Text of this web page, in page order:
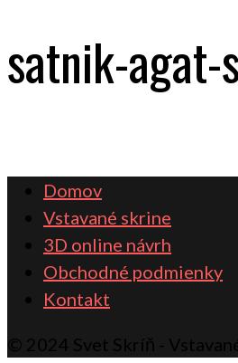
satnik-agat-
Domov
Vstavané skrine
3D online návrh
Obchodné podmienky
Kontakt
© 2024 Svet Skríň -